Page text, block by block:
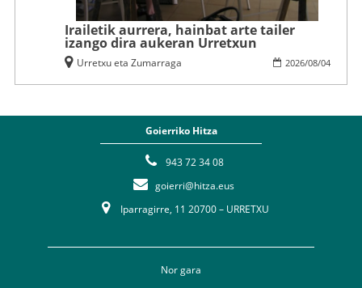
Irailetik aurrera, hainbat arte tailer
izango dira aukeran Urretxun
2026/08/04
Urretxu eta Zumarraga
Goierriko Hitza
943 72 34 08
goierri@hitza.eus
Iparragirre, 11 20700 – URRETXU
Nor gara